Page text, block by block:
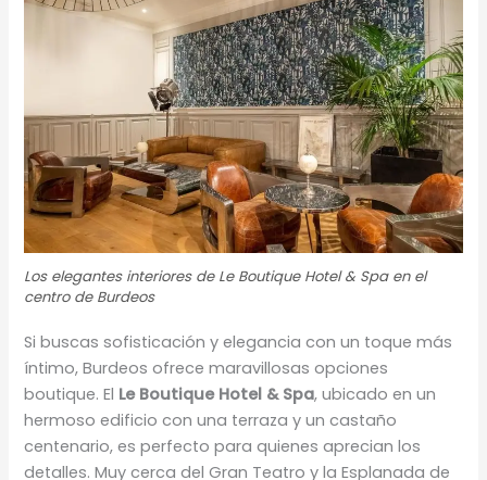
Los elegantes interiores de Le Boutique Hotel & Spa en el
centro de Burdeos
Si buscas sofisticación y elegancia con un toque más
íntimo, Burdeos ofrece maravillosas opciones
boutique. El Le Boutique Hotel & Spa, ubicado en un
hermoso edificio con una terraza y un castaño
centenario, es perfecto para quienes aprecian los
detalles. Muy cerca del Gran Teatro y la Esplanada de